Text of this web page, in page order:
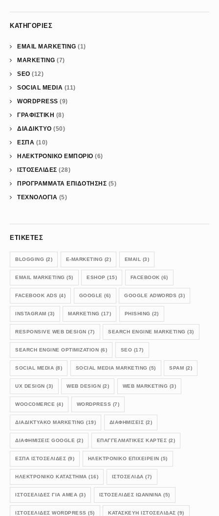
ΚΑΤΗΓΟΡΊΕΣ
EMAIL MARKETING (1)
MARKETING (7)
SEO (12)
SOCIAL MEDIA (11)
WORDPRESS (9)
ΓΡΑΦΙΣΤΙΚΗ (8)
ΔΙΑΔΙΚΤΥΟ (50)
ΕΣΠΑ (10)
ΗΛΕΚΤΡΟΝΙΚΟ ΕΜΠΟΡΙΟ (6)
ΙΣΤΟΣΕΛΙΔΕΣ (28)
ΠΡΟΓΡΑΜΜΑΤΑ ΕΠΙΔΟΤΗΣΗΣ (5)
ΤΕΧΝΟΛΟΓΙΑ (5)
ΕΤΙΚΈΤΕΣ
BLOGGING (2) E-MARKETING (2) EMAIL (3)
EMAIL MARKETING (5) ESHOP (15) FACEBOOK (6)
FACEBOOK ADS (4) GOOGLE (6) GOOGLE ADWORDS (3)
INSTAGRAM (3) MARKETING (17) PHISHING (2)
RESPONSIVE WEB DESIGN (7) SEARCH ENGINE MARKETING (3)
SEARCH ENGINE OPTIMIZATION (6) SEO (17)
SOCIAL MEDIA (8) SOCIAL MEDIA MARKETING (5) SPAM (2)
UX DESIGN (3) WEB DESIGN (2) WEB MARKETING (3)
WOOCOMERCE (4) WORDPRESS (7)
ΔΙΑΔΙΚΤΥΑΚΟ MARKETING (19) ΔΙΑΦΗΜΙΣΕΙΣ (2)
ΔΙΑΦΗΜΙΣΕΙΣ GOOGLE (2) ΕΠΑΓΓΕΛΜΑΤΙΚΕΣ ΚΑΡΤΕΣ (2)
ΕΣΠΑ ΙΣΤΟΣΕΛΙΔΕΣ (9) ΗΛΕΚΤΡΟΝΙΚΟ ΕΠΙΧΕΙΡΕΙΝ (5)
ΗΛΕΚΤΡΟΝΙΚΟ ΚΑΤΑΣΤΗΜΑ (16) ΙΣΤΟΣΕΛΙΔΑ (7)
ΙΣΤΟΣΕΛΙΔΕΣ ΓΙΑ ΑΜΕΑ (3) ΙΣΤΟΣΕΛΙΔΕΣ ΙΩΑΝΝΙΝΑ (5)
ΙΣΤΟΣΕΛΊΔΕΣ WORDPRESS (5) ΚΑΤΑΣΚΕΥΗ ΙΣΤΟΣΕΛΙΔΑΣ (9)